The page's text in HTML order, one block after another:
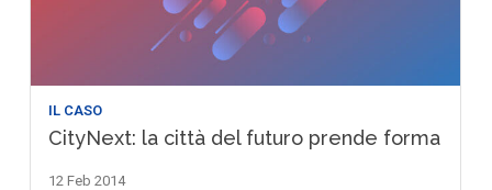
IL CASO
CityNext: la città del futuro prende forma
12 Feb 2014